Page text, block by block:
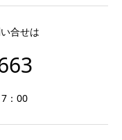
合せは
：00